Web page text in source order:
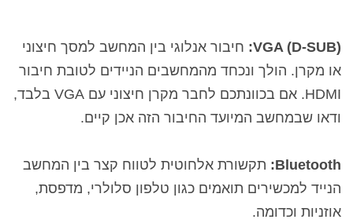
VGA (D-SUB)
: חיבור אנלוגי בין המחשב למסך חיצוני
או מקרן. הולך ונכחד מהמחשבים הניידים לטובת חיבור
HDMI. אם בכוונתכם לחבר מקרן חיצוני עם VGA בלבד,
ודאו שבמחשב המיועד החיבור הזה אכן קיים.
Bluetooth:
תקשורת אלחוטית לטווח קצר בין המחשב
הנייד למכשירים תואמים כגון טלפון סלולרי, מדפסת,
אוזניות וכדומה.